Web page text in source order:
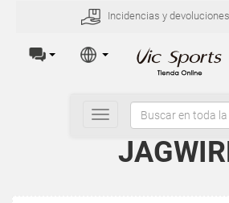
Incidencias y
Toggle
navigation